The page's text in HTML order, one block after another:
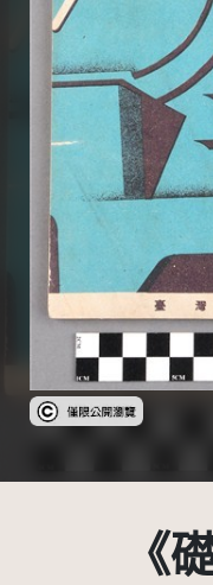
受著作權法
《